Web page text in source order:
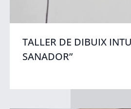
TALLER DE DIBUIX
SANADOR”